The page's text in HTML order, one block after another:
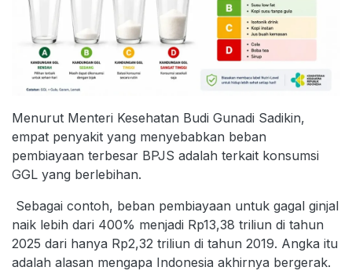
Menurut Menteri Kesehatan Budi Gunadi Sadikin,
empat penyakit yang menyebabkan beban
pembiayaan terbesar BPJS adalah terkait konsumsi
GGL yang berlebihan.
Sebagai contoh, beban pembiayaan untuk gagal ginjal
naik lebih dari 400% menjadi Rp13,38 triliun di tahun
2025 dari hanya Rp2,32 triliun di tahun 2019. Angka itu
adalah alasan mengapa Indonesia akhirnya bergerak.